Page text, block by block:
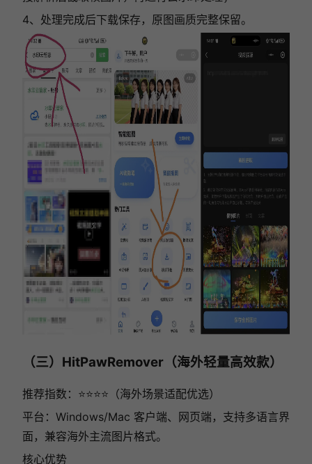
4、处理完成后下载保存，原图画质完整保留。
（三）HitPawRemover（海外轻量高效款）
推荐指数：⭐⭐⭐⭐（海外场景适配优选）
平台：Windows/Mac 客户端、网页端，支持多语言界
面，兼容海外主流图片格式。
核心优势